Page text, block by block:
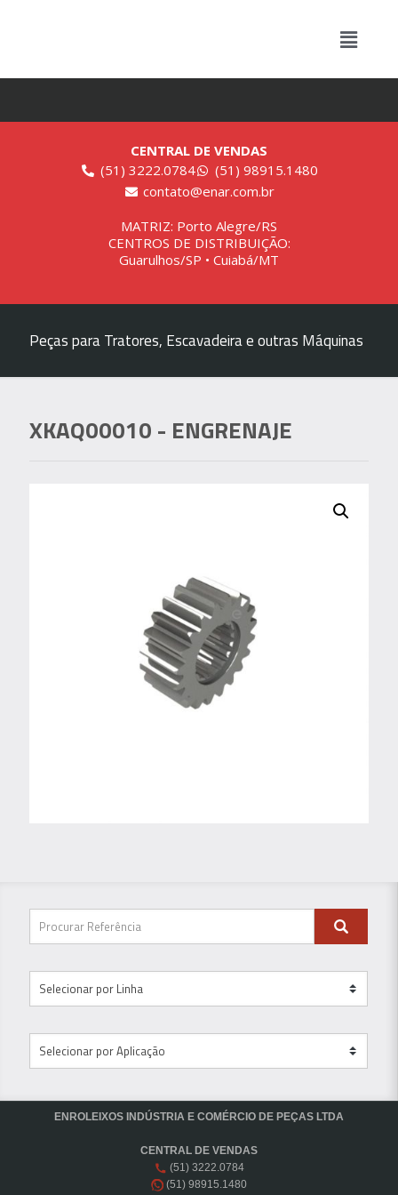
CENTRAL DE VENDAS
(51) 3222.0784
(51) 98915.1480
contato@enar.com.br
MATRIZ: Porto Alegre/RS
CENTROS DE DISTRIBUIÇÃO:
Guarulhos/SP • Cuiabá/MT
Peças para Tratores, Escavadeira e outras Máquinas
XKAQ00010 - ENGRENAJE
ENROLEIXOS INDÚSTRIA E COMÉRCIO DE PEÇAS LTDA
CENTRAL DE VENDAS
(51) 3222.0784
(51) 98915.1480